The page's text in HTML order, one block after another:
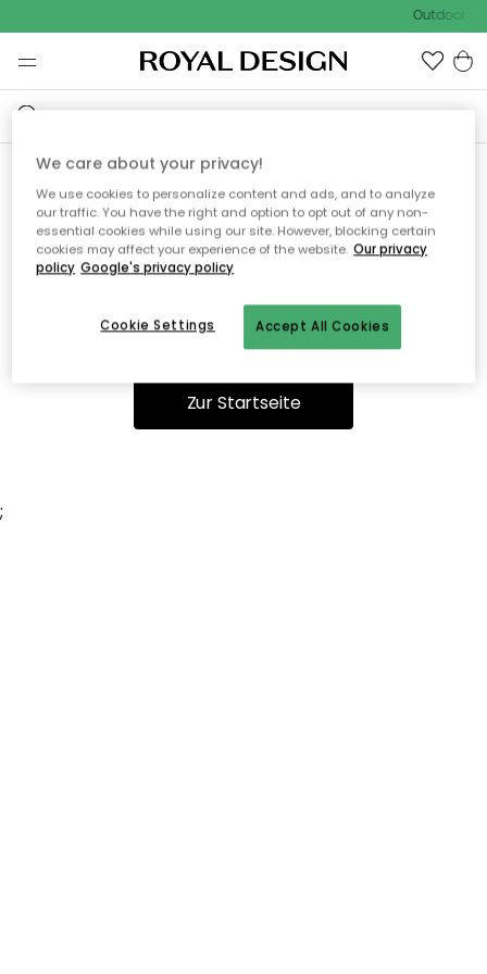
Outdoor
Ooops, die Seite wurde nicht
gefunden.
Sie können auf unserer Startseiteweiter navigieren.
Zur Startseite
;
We care about your privacy!
We use cookies to personalize content and ads, and to analyze
our traffic. You have the right and option to opt out of any non-
essential cookies while using our site. However, blocking certain
cookies may affect your experience of the website. Our privacy
policy Google's privacy policy
Accept All Cookies
Cookie Settings